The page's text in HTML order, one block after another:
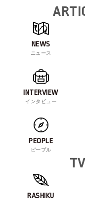
NEWS
ニュース
INTERVIEW
インタビュー
PEOPLE
ピープル
RASHIKU